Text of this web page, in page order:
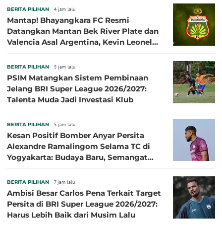
BERITA PILIHAN 4 jam lalu
Mantap! Bhayangkara FC Resmi
Datangkan Mantan Bek River Plate dan
Valencia Asal Argentina, Kevin Leonel
BERITA PILIHAN 5 jam lalu
PSIM Matangkan Sistem Pembinaan
Jelang BRI Super League 2026/2027:
Talenta Muda Jadi Investasi Klub
BERITA PILIHAN 5 jam lalu
Kesan Positif Bomber Anyar Persita
Alexandre Ramalingom Selama TC di
Yogyakarta: Budaya Baru, Semangat
BERITA PILIHAN 7 jam lalu
Ambisi Besar Carlos Pena Terkait Target
Persita di BRI Super League 2026/2027:
Harus Lebih Baik dari Musim Lalu